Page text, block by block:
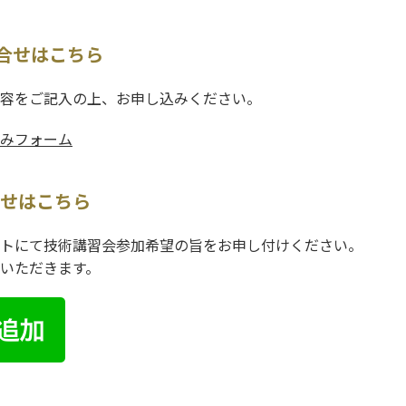
せはこちら
をご記入の上、お申し込みください。
フォーム
はこちら
にて技術講習会参加希望の旨をお申し付けください。
ただきます。